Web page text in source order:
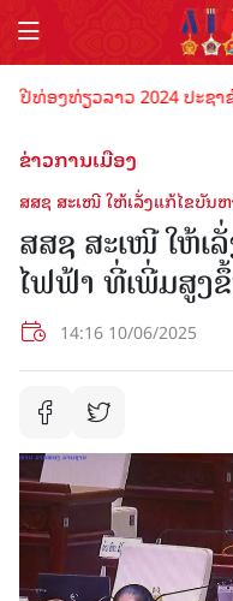
ງທ່ຽວລາວ 2024 ປະຊາຊົນ
ຂ່າວການເມືອງ
ສສຊ ສະເໜີ ໃຫ້ເລັ່ງແກ້ໄຂບັນ
ສສຊ ສະເໜີ ໃຫ້ເ
ໄຟຟ້າ ທີ່ເພີ່ມສູງ
14:16 10/06/2025